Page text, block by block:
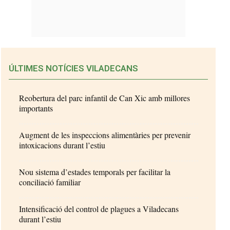
ÚLTIMES NOTÍCIES VILADECANS
Reobertura del parc infantil de Can Xic amb millores
importants
Augment de les inspeccions alimentàries per prevenir
intoxicacions durant l’estiu
Nou sistema d’estades temporals per facilitar la
conciliació familiar
Intensificació del control de plagues a Viladecans
durant l’estiu